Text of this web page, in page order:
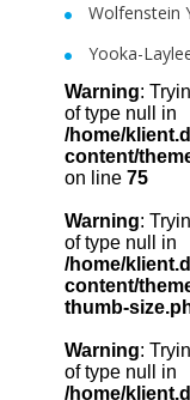
Wolfenstein
Yooka-